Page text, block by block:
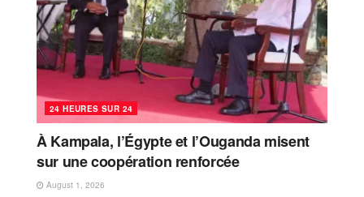
24 HEURES SUR 24
À Kampala, l’Égypte et l’Ouganda misent
sur une coopération renforcée
August 1, 2026